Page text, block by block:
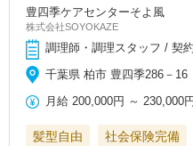
豊四季ケアセンターそよ風
株式会社SOYOKAZE
調理師・調理スタッフ / 契
千葉県 柏市 豊四季286－16
月給 200,000円 ～230,000円
髪型自由 社会保険完備